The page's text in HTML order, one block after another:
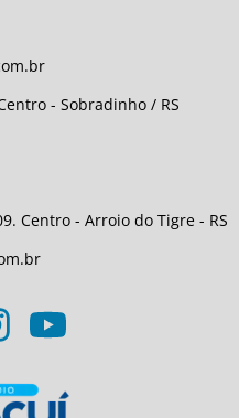
- Sobradinho / RS
Centro - Arroio do Tigre - RS